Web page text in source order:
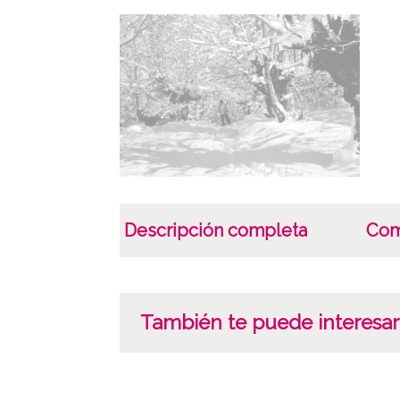
Descripción completa
También te puede interesar